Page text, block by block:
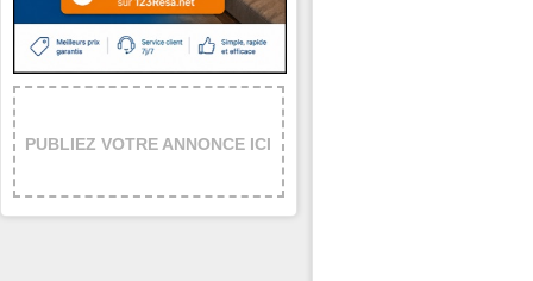
PUBLIEZ VOTRE ANNONCE ICI